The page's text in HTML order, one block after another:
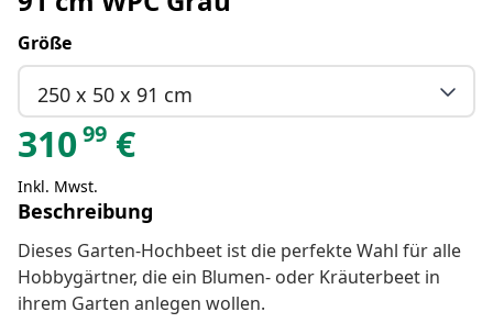
Größe
250 x 50 x 91 cm
31099 €
Inkl. Mwst.
Beschreibung
Dieses Garten-Hochbeet ist die perfekte Wahl für alle
Hobbygärtner, die ein Blumen- oder Kräuterbeet in
ihrem Garten anlegen wollen.